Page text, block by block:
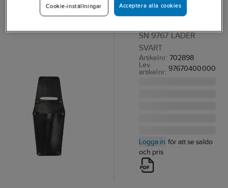
Snickers 9767
SN 9767 LÄDER
SVART
Artikelnr: 702898
Lev.
artikelnr: 97670400000
Logga in för att se saldo
och pris
Acceptera alla cookies
Cookie-inställningar